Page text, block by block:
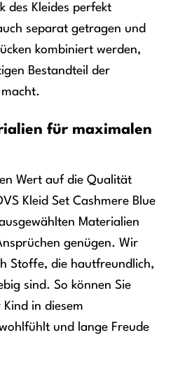
des Kleides perfekt
separat getragen und
kombiniert werden,
Bestandteil der
für maximalen
Wert auf die Qualität
Kleid Set Cashmere Blue
Materialien
genügen. Wir
Stoffe, die hautfreundlich,
sind. So können Sie
in diesem
und lange Freude